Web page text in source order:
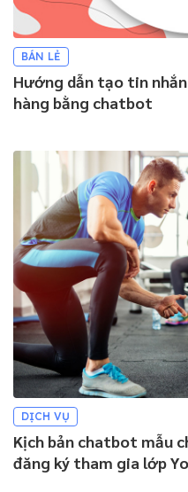
BÁN LẺ
Hướng dẫn tạo tin
hàng bằng chatbot
DỊCH VỤ
Kịch bản chatbot mẫu
đăng ký tham gia lớp